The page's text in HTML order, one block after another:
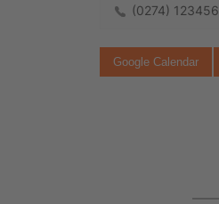
(0274) 123456
Google Calendar